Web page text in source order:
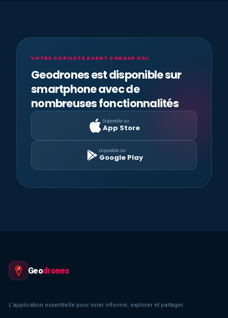
VOTRE COPILOTE AVANT CHAQUE VOL
Geodrones est disponible sur
smartphone avec de
nombreuses fonctionnalités
Disponible sur
App Store
Disponible sur
Google Play
Geodrones
L’application essentielle pour voler informé, explorer et partager.